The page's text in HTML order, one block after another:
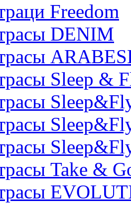
Freedom
DENIM
Sleep &
Take &